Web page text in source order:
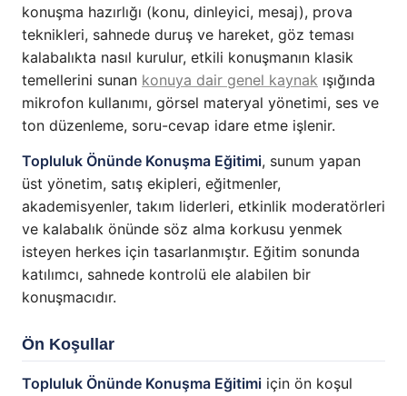
konuşma hazırlığı (konu, dinleyici, mesaj), prova
teknikleri, sahnede duruş ve hareket, göz teması
kalabalıkta nasıl kurulur, etkili konuşmanın klasik
temellerini sunan konuya dair genel kaynak ışığında
mikrofon kullanımı, görsel materyal yönetimi, ses ve
ton düzenleme, soru-cevap idare etme işlenir.
Topluluk Önünde Konuşma Eğitimi, sunum yapan
üst yönetim, satış ekipleri, eğitmenler,
akademisyenler, takım liderleri, etkinlik moderatörleri
ve kalabalık önünde söz alma korkusu yenmek
isteyen herkes için tasarlanmıştır. Eğitim sonunda
katılımcı, sahnede kontrolü ele alabilen bir
konuşmacıdır.
Ön Koşullar
Topluluk Önünde Konuşma Eğitimi için ön koşul